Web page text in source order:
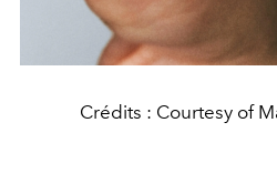
Crédits : Courtesy of